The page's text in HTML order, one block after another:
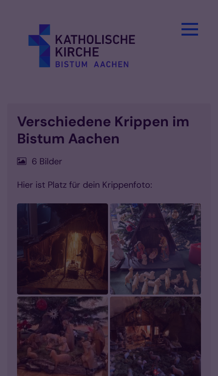
Verschiedene Krippen im
Bistum Aachen
6 Bilder
Hier ist Platz für dein Krippenfoto: